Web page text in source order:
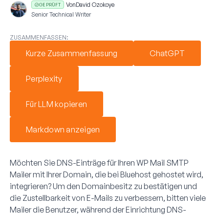
GEPRÜFT VonDavid Ozokoye
Senior Technical Writer
ZUSAMMENFASSEN:
Kurze Zusammenfassung ChatGPT
Perplexity
Für LLM kopieren
Markdown anzeigen
Möchten Sie DNS-Einträge für Ihren WP Mail SMTP
Mailer mit Ihrer Domain, die bei Bluehost gehostet wird,
integrieren? Um den Domainbesitz zu bestätigen und
die Zustellbarkeit von E-Mails zu verbessern, bitten viele
Mailer die Benutzer, während der Einrichtung DNS-